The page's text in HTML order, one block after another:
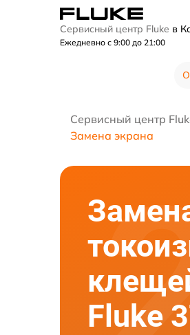
Сервисный центр Fluke в
Ежедневно с 9:00 до 21:00
Сервисный центр
Замена экрана
Fluke